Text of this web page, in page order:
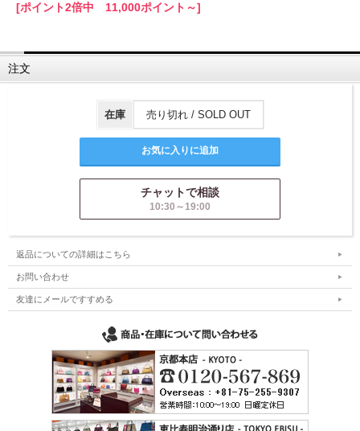
[ポイント2倍中 11,000ポイント～]
注文
在庫 売り切れ / SOLD OUT
チャットで相談
10:30～19:00
返品についての詳細はこちら
お問い合わせ
友達にメールですすめる